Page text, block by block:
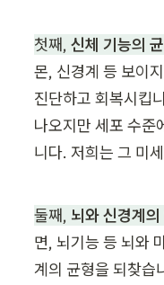
첫째, 신체 기능의
몬, 신경계 등 보이
진단하고 회복시킵
나오지만 세포 수준
니다. 저희는 그 미
둘째, 뇌와 신경계의
면, 뇌기능 등 뇌와
계의 균형을 되찾습